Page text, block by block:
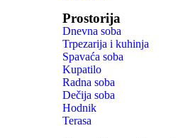
Prostorija
Dnevna soba
Trpezarija i kuhinja
Spavaća soba
Kupatilo
Radna soba
Dečija soba
Hodnik
Terasa